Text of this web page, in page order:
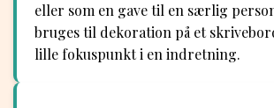
eller som en gave til en særlig
bruges til dekoration på et
lille fokuspunkt i en indretning.